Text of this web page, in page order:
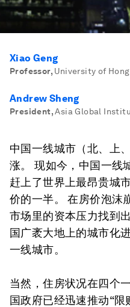
Xiao Geng
Professor, University of
Andrew Sheng
President, Asia Global
中国一线城市（北、上
涨。 现如今，中国一线
赶上了世界上最昂贵城
价的一半。 在房价泡沫
市场里的资本压力找到
国广袤大地上的城市化
一线城市。
当然，住房状况在四个
国政府已经迅速推动“